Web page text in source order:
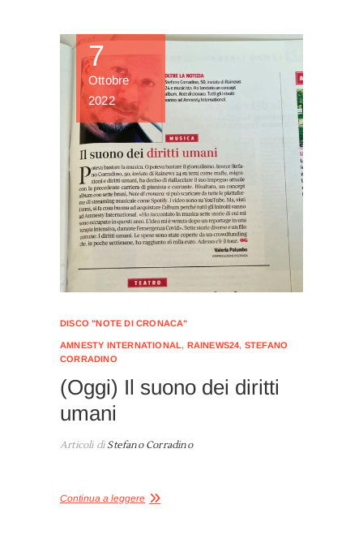
7
Ottobre
2022
DISCO "NOTE DI CRONACA"
AMNESTY INTERNATIONAL, RAINEWS24, STEFANO
CORRADINO
(Oggi) Il suono dei diritti
umani
Articoli diStefano Corradino
Continua a leggere